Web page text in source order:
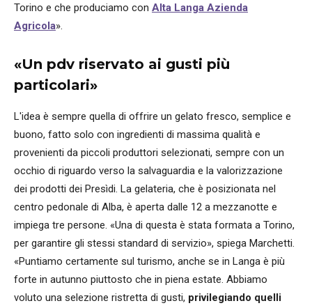
Torino e che produciamo con Alta Langa Azienda
Agricola».
«Un pdv riservato ai gusti più
particolari»
L'idea è sempre quella di offrire un gelato fresco, semplice e
buono, fatto solo con ingredienti di massima qualità e
provenienti da piccoli produttori selezionati, sempre con un
occhio di riguardo verso la salvaguardia e la valorizzazione
dei prodotti dei Presìdi. La gelateria, che è posizionata nel
centro pedonale di Alba, è aperta dalle 12 a mezzanotte e
impiega tre persone. «Una di questa è stata formata a Torino,
per garantire gli stessi standard di servizio», spiega Marchetti.
«Puntiamo certamente sul turismo, anche se in Langa è più
forte in autunno piuttosto che in piena estate. Abbiamo
voluto una selezione ristretta di gusti, privilegiando quelli